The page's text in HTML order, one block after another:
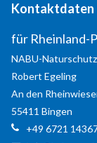
Kontaktdaten
für Rheinland-
NABU-
Robert Egeling
An den
55411 Bingen
+49 6721
Benutzername
Anmelden